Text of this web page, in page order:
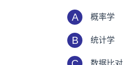
A 概率学
B 统计学
数据比对